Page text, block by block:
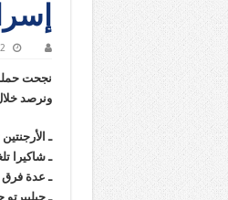
12
نجحت
ونرصد
ـ
ـ شاكيرا
ـ عدة فرق
ـ